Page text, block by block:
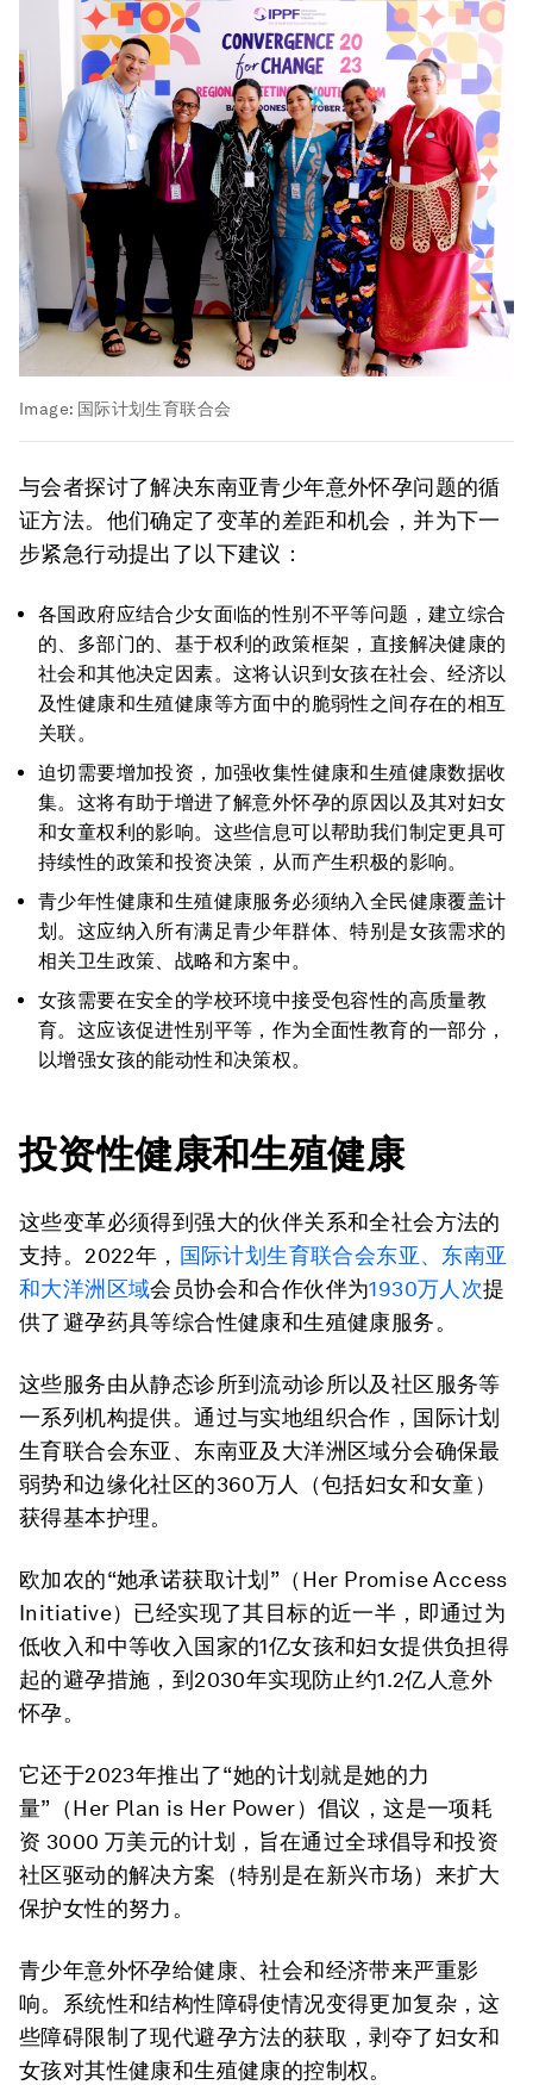
Image: 国际计划生育联合会
与会者探讨了解决东南亚青少年意外怀孕问题的循
证方法。他们确定了变革的差距和机会，并为下一
步紧急行动提出了以下建议：
各国政府应结合少女面临的性别不平等问题，建立综合
的、多部门的、基于权利的政策框架，直接解决健康的
社会和其他决定因素。这将认识到女孩在社会、经济以
及性健康和生殖健康等方面中的脆弱性之间存在的相互
关联。
迫切需要增加投资，加强收集性健康和生殖健康数据收
集。这将有助于增进了解意外怀孕的原因以及其对妇女
和女童权利的影响。这些信息可以帮助我们制定更具可
持续性的政策和投资决策，从而产生积极的影响。
青少年性健康和生殖健康服务必须纳入全民健康覆盖计
划。这应纳入所有满足青少年群体、特别是女孩需求的
相关卫生政策、战略和方案中。
女孩需要在安全的学校环境中接受包容性的高质量教
育。这应该促进性别平等，作为全面性教育的一部分，
以增强女孩的能动性和决策权。
投资性健康和生殖健康
这些变革必须得到强大的伙伴关系和全社会方法的
支持。2022年， 国际计划生育联合会东亚、东南亚
和大洋洲区域会员协会和合作伙伴为1930万人次提
供了避孕药具等综合性健康和生殖健康服务。
这些服务由从静态诊所到流动诊所以及社区服务等
一系列机构提供。通过与实地组织合作，国际计划
生育联合会东亚、东南亚及大洋洲区域分会确保最
弱势和边缘化社区的360万人（包括妇女和女童）
获得基本护理。
欧加农的“她承诺获取计划”（Her Promise Access
Initiative）已经实现了其目标的近一半，即通过为
低收入和中等收入国家的1亿女孩和妇女提供负担得
起的避孕措施，到2030年实现防止约1.2亿人意外
怀孕。
它还于2023年推出了“她的计划就是她的力
量”（Her Plan is Her Power）倡议，这是一项耗
资 3000 万美元的计划，旨在通过全球倡导和投资
社区驱动的解决方案（特别是在新兴市场）来扩大
保护女性的努力。
青少年意外怀孕给健康、社会和经济带来严重影
响。系统性和结构性障碍使情况变得更加复杂，这
些障碍限制了现代避孕方法的获取，剥夺了妇女和
女孩对其性健康和生殖健康的控制权。